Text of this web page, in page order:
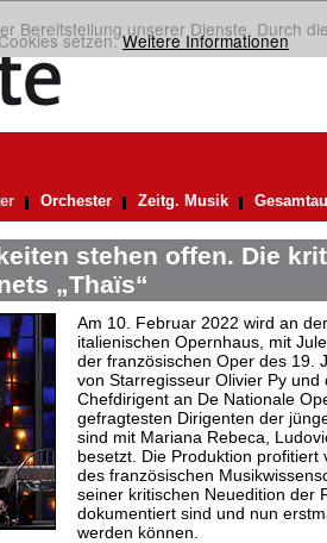
Bereitstellung unserer Dienste. Durch
setzen.Weitere Informationen
Orchester Zeitg. Musik
stehen offen. Die
„Thaïs“
Am 10. Februar 2022 wird an
italienischen Opernhaus, mit
der französischen Oper des 19.
von Starregisseur Olivier Py
Chefdirigent an De Nationale
gefragtesten Dirigenten der
sind mit Mariana Rebeca,
besetzt. Die Produktion
des französischen
seiner kritischen Neuedition der
dokumentiert sind und nun
werden können.